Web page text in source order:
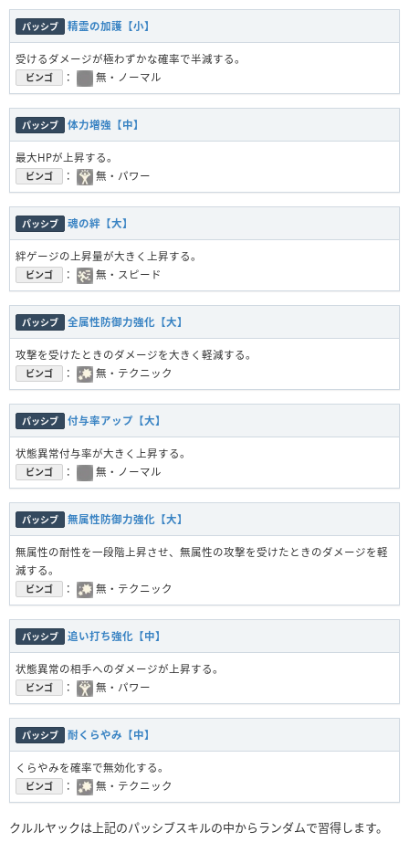
パッシブ 精霊の加護【小】
受けるダメージが極わずかな確率で半減する。
ビンゴ ： 無・ノーマル
パッシブ 体力増強【中】
最大HPが上昇する。
ビンゴ ： 無・パワー
パッシブ 魂の絆【大】
絆ゲージの上昇量が大きく上昇する。
ビンゴ ： 無・スピード
パッシブ 全属性防御力強化【大】
攻撃を受けたときのダメージを大きく軽減する。
ビンゴ ： 無・テクニック
パッシブ 付与率アップ【大】
状態異常付与率が大きく上昇する。
ビンゴ ： 無・ノーマル
パッシブ 無属性防御力強化【大】
無属性の耐性を一段階上昇させ、無属性の攻撃を受けたときのダメージを軽
減する。
ビンゴ ： 無・テクニック
パッシブ 追い打ち強化【中】
状態異常の相手へのダメージが上昇する。
ビンゴ ： 無・パワー
パッシブ 耐くらやみ【中】
くらやみを確率で無効化する。
ビンゴ ： 無・テクニック
クルルヤックは上記のパッシブスキルの中からランダムで習得します。